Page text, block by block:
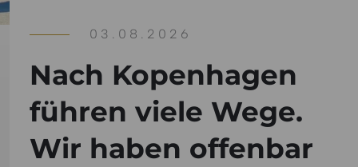
03.08.2026
Nach Kopenhagen
führen viele Wege.
Wir haben offenbar